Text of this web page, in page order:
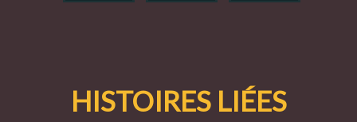
HISTOIRES LIÉES